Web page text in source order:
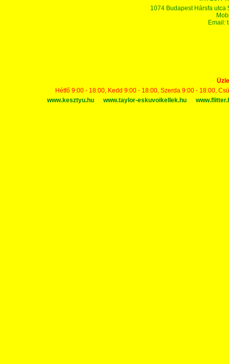
1074 Budapest Hársfa utca
Email:
Hétfő 9:00 - 18:00, Kedd 9:00 - 18:00, Szerda 9:00 - 18:00,
www.kesztyu.hu
www.taylor-eskuvoikellek.hu